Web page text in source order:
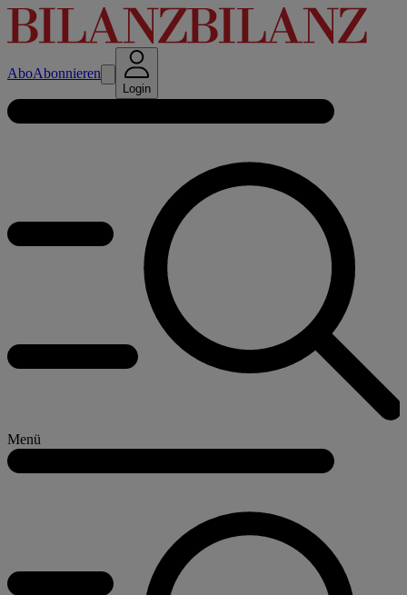
AboAbonnieren
Login
Menü